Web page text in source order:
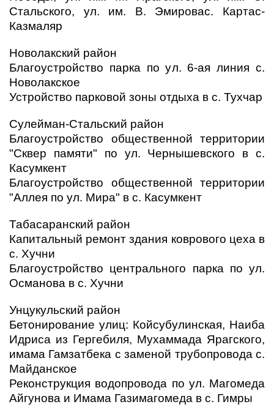
Стальского, ул. им. В. Эмировас. Картас-
Казмаляр
Новолакский район
Благоустройство парка по ул. 6-ая линия с.
Новолакское
Устройство парковой зоны отдыха в с. Тухчар
Сулейман-Стальский район
Благоустройство общественной территории
"Сквер памяти" по ул. Чернышевского в с.
Касумкент
Благоустройство общественной территории
"Аллея по ул. Мира" в с. Касумкент
Табасаранский район
Капитальный ремонт здания коврового цеха в
с. Хучни
Благоустройство центрального парка по ул.
Османова в с. Хучни
Унцукульский район
Бетонирование улиц: Койсубулинская, Наиба
Идриса из Гергебиля, Мухаммада Ярагского,
имама Гамзатбека с заменой трубопровода с.
Майданское
Реконструкция водопровода по ул. Магомеда
Айгунова и Имама Газимагомеда в с. Гимры